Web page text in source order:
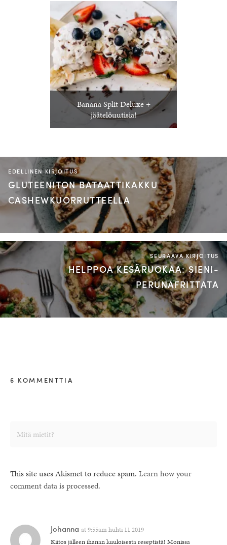
Banana Split Deluxe +
jäätelöuutisia!
EDELLINEN KIRJOITUS
GLUTEENITON BATAATTIKAKKU
CASHEWKUORRUTTEELLA
SEURAAVA KIRJOITUS
HELPPOA KESÄRUOKAA: SIENI-
PERUNAFRITTATA
6 KOMMENTTIA
This site uses Akismet to reduce spam. Learn how your
comment data is processed.
Johanna at9:55am huhti 11 2019
Kiitos jälleen ihanan kuuloisesta reseptistä! Monissa